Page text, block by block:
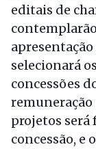
editais de
selecionará
concessões
remuneração
projetos será
concessão, e